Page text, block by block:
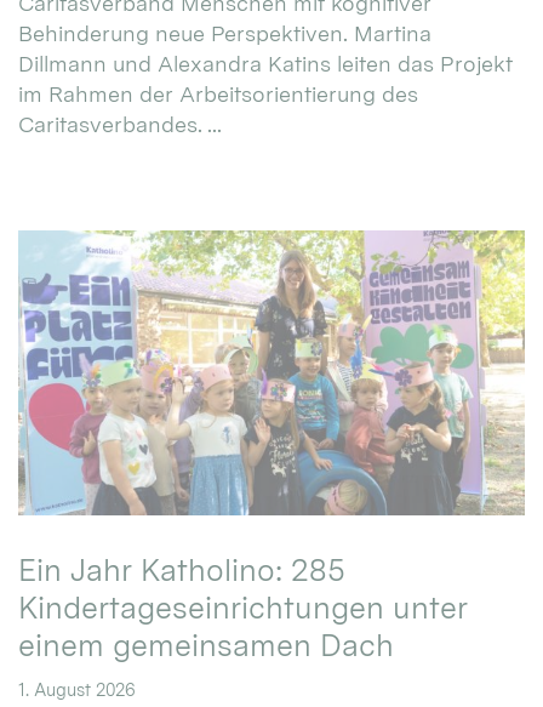
Behinderung neue Perspektiven. Martina
Dillmann und Alexandra Katins leiten das Projekt
im Rahmen der Arbeitsorientierung des
Caritasverbandes. ...
Ein Jahr Katholino: 285
Kindertageseinrichtungen unter
einem gemeinsamen Dach
1. August 2026